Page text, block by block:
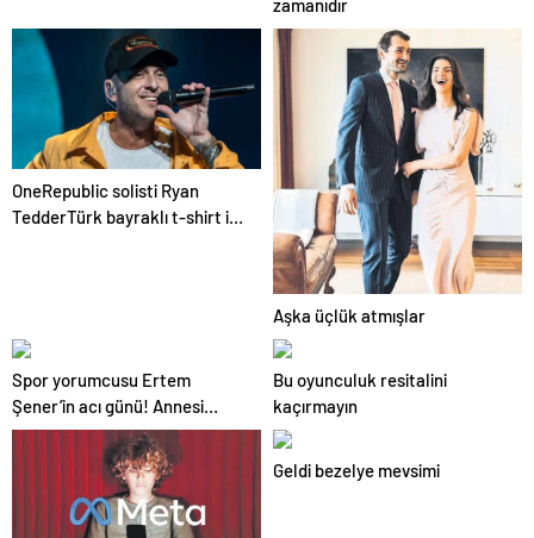
zamanıdır
OneRepublic solisti Ryan
TedderTürk bayraklı t-shirt ile
Aşka üçlük atmışlar
Spor yorumcusu Ertem
Şener’in acı günü! Annesi
Meltem Şener’i kaybetti…
Bu oyunculuk resitalini
kaçırmayın
Geldi bezelye mevsimi